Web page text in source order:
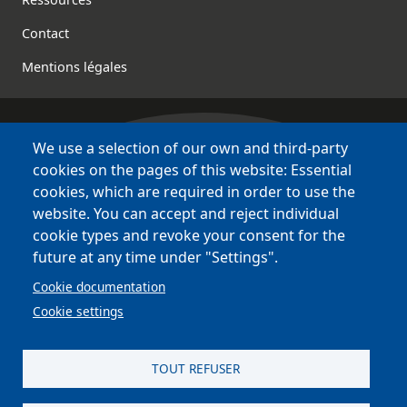
Contact
Mentions légales
Bretagne Culture Diversité
des sites variés !
Sites
BCD
Bazhvalan
Bécédia
BED
PCI
We use a selection of our own and third-party
cookies on the pages of this website: Essential
cookies, which are required in order to use the
website. You can accept and reject individual
cookie types and revoke your consent for the
future at any time under "Settings".
Cookie documentation
Cookie settings
TOUT REFUSER